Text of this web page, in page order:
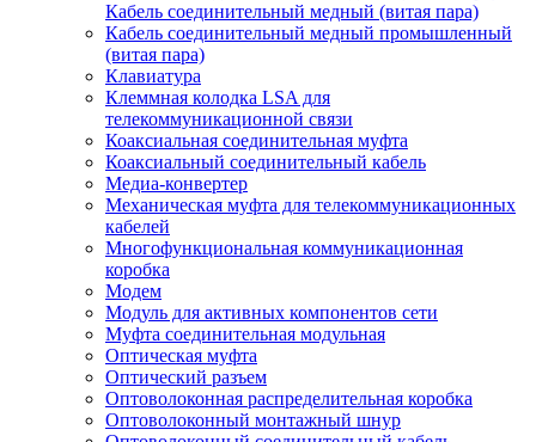
Кабель соединительный медный (витая пара)
Кабель соединительный медный промышленный
(витая пара)
Клавиатура
Клеммная колодка LSA для
телекоммуникационной связи
Коаксиальная соединительная муфта
Коаксиальный соединительный кабель
Медиа-конвертер
Механическая муфта для телекоммуникационных
кабелей
Многофункциональная коммуникационная
коробка
Модем
Модуль для активных компонентов сети
Муфта соединительная модульная
Оптическая муфта
Оптический разъем
Оптоволоконная распределительная коробка
Оптоволоконный монтажный шнур